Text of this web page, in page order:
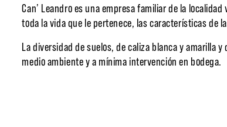
Can’ Leandro es una empresa familiar de la
toda la vida que le pertenece, las características de
La diversidad de suelos, de caliza blanca y amarilla
medio ambiente y a mínima intervención en bodega.